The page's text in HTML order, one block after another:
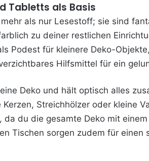
Tabletts als Basis
als nur Lesestoff; sie sind
zu deiner restlichen
Podest für kleinere Deko-
Hilfsmittel für ein
Deko und hält optisch alles
Streichhölzer oder kleine
du die gesamte Deko mit
Tischen sorgen zudem für einen